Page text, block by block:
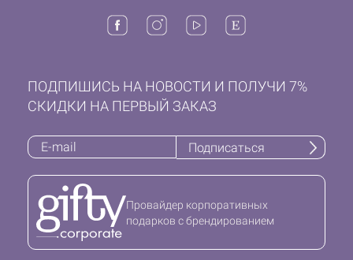
ПОДПИШИСЬ НА НОВОСТИ И ПОЛУЧИ 7%
СКИДКИ НА ПЕРВЫЙ ЗАКАЗ
Подписаться
Провайдер корпоративных
подарков с брендированием